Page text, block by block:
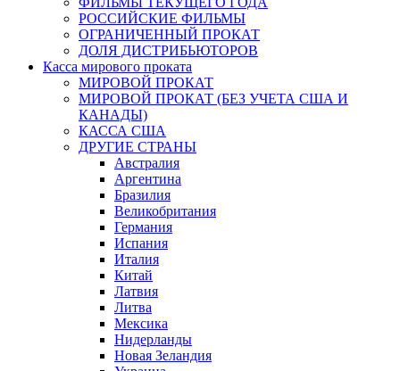
РОССИЙСКИЕ ФИЛЬМЫ
ОГРАНИЧЕННЫЙ ПРОКАТ
ДОЛЯ ДИСТРИБЬЮТОРОВ
Касса мирового проката
МИРОВОЙ ПРОКАТ
МИРОВОЙ ПРОКАТ (БЕЗ УЧЕТА США И
КАНАДЫ)
КАССА США
ДРУГИЕ СТРАНЫ
Австралия
Аргентина
Бразилия
Великобритания
Германия
Испания
Италия
Китай
Латвия
Литва
Мексика
Нидерланды
Новая Зеландия